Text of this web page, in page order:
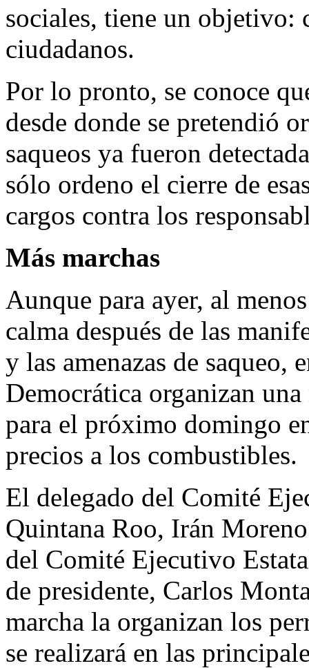
sociales, tiene un objetivo:
ciudadanos.
Por lo pronto, se conoce
desde donde se pretendió
saqueos ya fueron
sólo ordeno el cierre de
cargos contra los
Más marchas
Aunque para ayer, al
calma después de las
y las amenazas de
Democrática organizan
para el próximo domingo
precios a los combustibles.
El delegado del Comité
Quintana Roo, Irán
del Comité Ejecutivo
de presidente, Carlos
marcha la organizan los
se realizará en las